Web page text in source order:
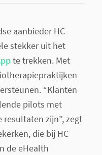
aanbieder HC
stekker uit het
te trekken. Met
“Klanten
pilots met
zijn”, zegt
die bij HC
de eHealth